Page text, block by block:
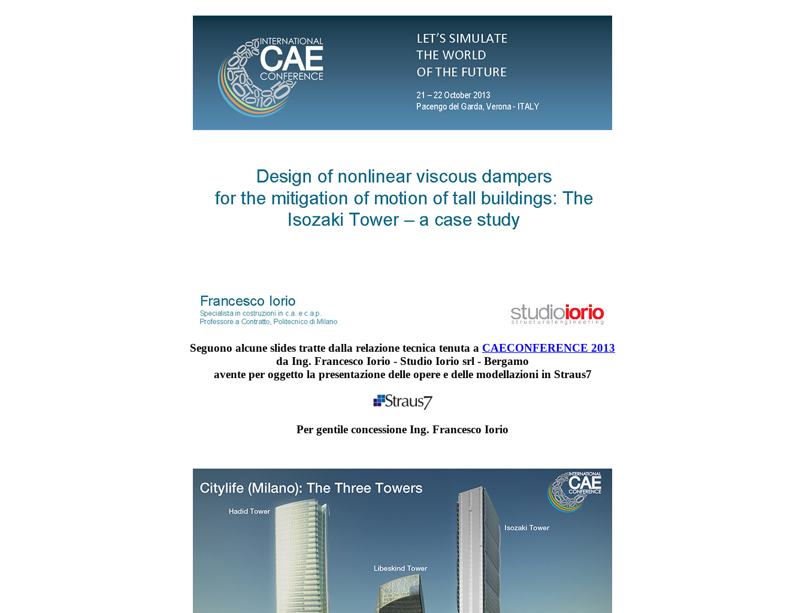
Seguono alcune slides tratte dalla relazione tecnica tenuta a CAECONFERENCE 2013
da Ing. Francesco Iorio - Studio Iorio srl - Bergamo
avente per oggetto la presentazione delle opere e delle modellazioni in Straus7
Per gentile concessione Ing. Francesco Iorio